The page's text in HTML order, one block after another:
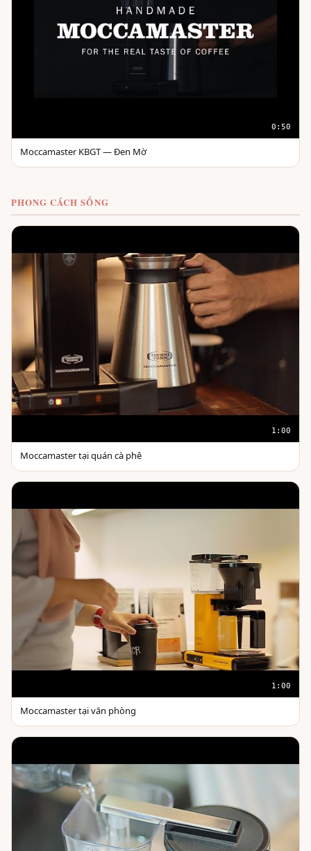
0:50
Moccamaster KBGT — Đen Mờ
PHONG CÁCH SỐNG
1:00
Moccamaster tại quán cà phê
1:00
Moccamaster tại văn phòng